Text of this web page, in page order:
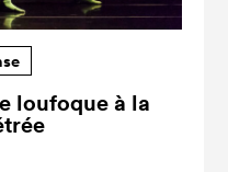
loufoque à la